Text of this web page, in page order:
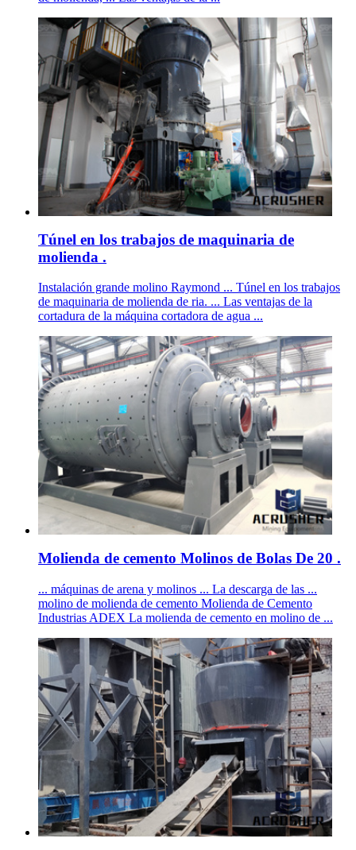
Túnel en los trabajos de maquinaria de
molienda .
Instalación grande molino Raymond ... Túnel en los trabajos
de maquinaria de molienda de ria. ... Las ventajas de la
cortadura de la máquina cortadora de agua ...
Molienda de cemento Molinos de Bolas De 20 .
... máquinas de arena y molinos ... La descarga de las ...
molino de molienda de cemento Molienda de Cemento
Industrias ADEX La molienda de cemento en molino de ...